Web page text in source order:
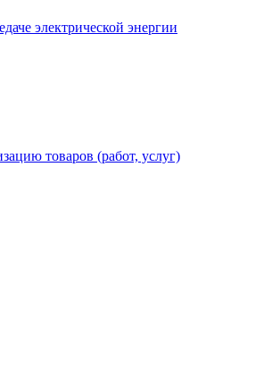
электрической энергии
товаров (работ, услуг)